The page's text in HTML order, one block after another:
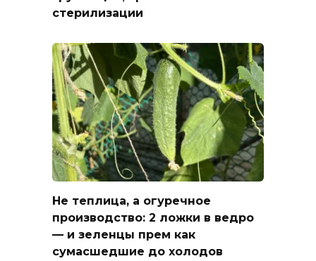
стерилизации
Не теплица, а огуречное
производство: 2 ложки в ведро
— и зеленцы прем как
сумасшедшие до холодов